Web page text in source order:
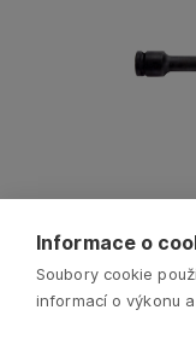
Informace o
Soubory cookie
informací o výkonu